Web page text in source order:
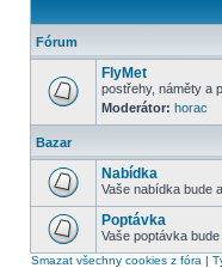
Fórum
FlyMet
postřehy, náměty a
Moderátor: horac
Bazar
Nabídka
Vaše nabídka bude
Poptávka
Vaše poptávka
Smazat všechny cookies z fóra |